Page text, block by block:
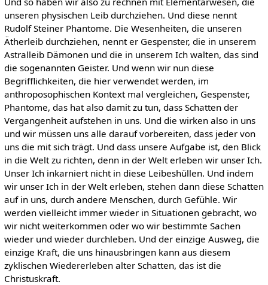
unseren physischen Leib durchziehen. Und diese nennt
Rudolf Steiner Phantome. Die Wesenheiten, die unseren
Ätherleib durchziehen, nennt er Gespenster, die in unserem
Astralleib Dämonen und die in unserem Ich walten, das sind
die sogenannten Geister. Und wenn wir nun diese
Begrifflichkeiten, die hier verwendet werden, im
anthroposophischen Kontext mal vergleichen, Gespenster,
Phantome, das hat also damit zu tun, dass Schatten der
Vergangenheit aufstehen in uns. Und die wirken also in uns
und wir müssen uns alle darauf vorbereiten, dass jeder von
uns die mit sich trägt. Und dass unsere Aufgabe ist, den Blick
in die Welt zu richten, denn in der Welt erleben wir unser Ich.
Unser Ich inkarniert nicht in diese Leibeshüllen. Und indem
wir unser Ich in der Welt erleben, stehen dann diese Schatten
auf in uns, durch andere Menschen, durch Gefühle. Wir
werden vielleicht immer wieder in Situationen gebracht, wo
wir nicht weiterkommen oder wo wir bestimmte Sachen
wieder und wieder durchleben. Und der einzige Ausweg, die
einzige Kraft, die uns hinausbringen kann aus diesem
zyklischen Wiedererleben alter Schatten, das ist die
Christuskraft.